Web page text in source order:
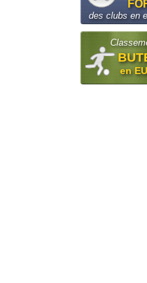
des clubs en
en